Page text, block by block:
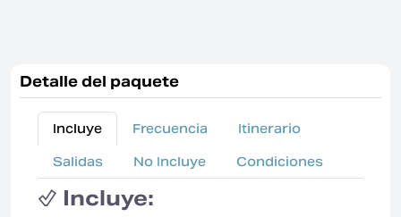
Detalle del paquete
Incluye Frecuencia Itinerario
Salidas No Incluye Condiciones
✅ Incluye: